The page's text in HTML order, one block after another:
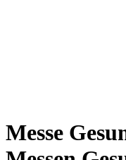
Messe